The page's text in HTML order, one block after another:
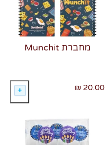
מחברת Munchit
20.00 ₪